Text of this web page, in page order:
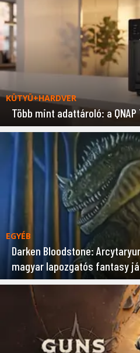
KÜTYÜ+HARDVER
Több mint adattároló: a QNAP
EGYÉB
Darken Bloodstone:
magyar lapozgatós fantasy